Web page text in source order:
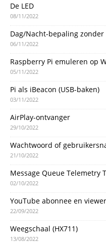
De LED
08/11/2022
Dag/Nacht-bepaling zonder
06/11/2022
Raspberry Pi emuleren op
05/11/2022
Pi als iBeacon (USB-baken)
03/11/2022
AirPlay-ontvanger
29/10/2022
Wachtwoord of
21/10/2022
Message Queue Telemetry
02/10/2022
YouTube abonnee en
22/09/2022
Weegschaal (HX711)
13/08/2022